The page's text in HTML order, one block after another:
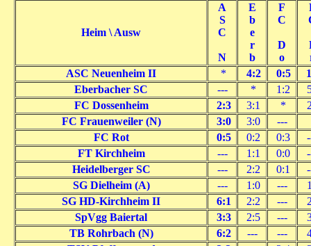
Heim \ Ausw
A
S
C
N
E
b
e
r
b
F
C
D
o
ASC Neuenheim II
* 4:2 0:5
Eberbacher SC
--- * 1:2
FC Dossenheim
2:3 3:1 *
FC Frauenweiler (N)
3:0 3:0 ---
FC Rot
0:5 0:2 0:3
FT Kirchheim
--- 1:1 0:0
Heidelberger SC
--- 2:2 0:1
SG Dielheim (A)
--- 1:0 ---
SG HD-Kirchheim II
6:1 2:2 ---
SpVgg Baiertal
3:3 2:5 ---
TB Rohrbach (N)
6:2 --- ---